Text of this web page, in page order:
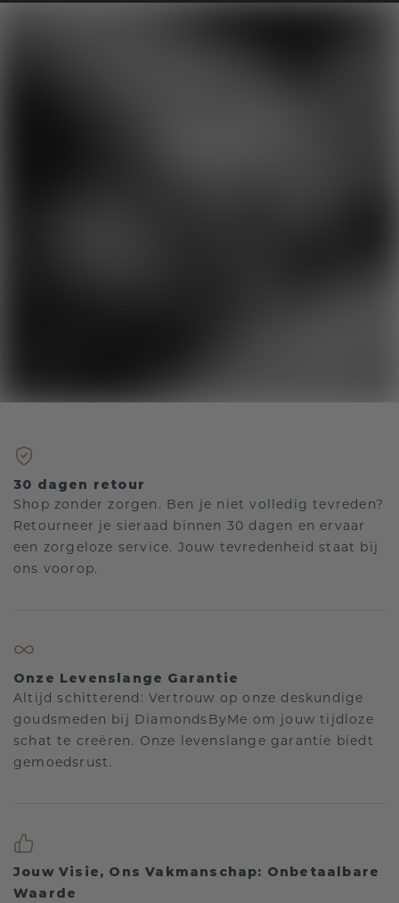
30 dagen retour
Shop zonder zorgen. Ben je niet volledig tevreden?
Retourneer je sieraad binnen 30 dagen en ervaar
een zorgeloze service. Jouw tevredenheid staat bij
ons voorop.
Onze Levenslange Garantie
Altijd schitterend: Vertrouw op onze deskundige
goudsmeden bij DiamondsByMe om jouw tijdloze
schat te creëren. Onze levenslange garantie biedt
gemoedsrust.
Jouw Visie, Ons Vakmanschap: Onbetaalbare
Waarde